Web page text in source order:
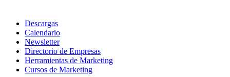
Descargas
Calendario
Newsletter
Directorio de Empresas
Herramientas de Marketing
Cursos de Marketing